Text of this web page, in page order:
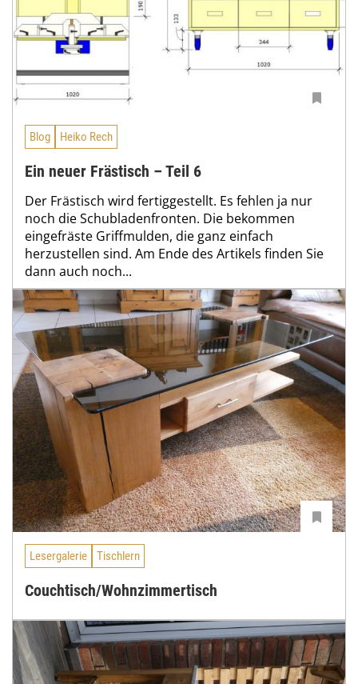
Blog Heiko Rech
Ein neuer Frästisch – Teil 6
Der Frästisch wird fertiggestellt. Es fehlen ja nur
noch die Schubladenfronten. Die bekommen
eingefräste Griffmulden, die ganz einfach
herzustellen sind. Am Ende des Artikels finden Sie
dann auch noch...
Lesergalerie Tischlern
Couchtisch/Wohnzimmertisch